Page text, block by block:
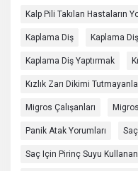
Kalp Pili Takılan Hastaların
Kaplama Diş Kaplama
Kaplama Diş Yaptırmak
Kızlık Zarı Dikimi
Migros Çalışanları
Panik Atak Yorumları
Saç Için Pirinç Suyu